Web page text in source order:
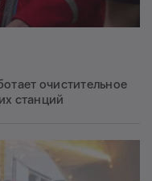
очистительное
станций